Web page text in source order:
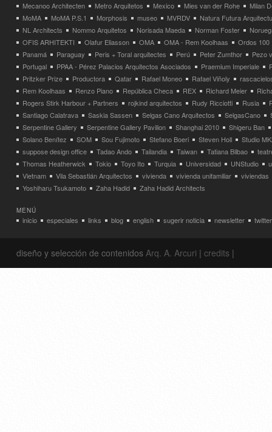
Mecanoo Architecten
Metro Arquitetos Mexico Mies van der Rohe
Milan
MoMA
MoMA P.S.1 Morphosis museo MVRDV
Natura Futura
NL Architects
Nommo Arquitetos Norisada Maeda Norman Foster
OFIS ARHITEKTI
Olafur Eliasson OMA OMA - Rem Koolhaas
Ordos 100
Panamá
Paraguay Peris + Toral arquitectes Perú Peter Zumthor
Pezo
Portugal
PPAA - Pérez Palacios Arquitectos Asociados Praemium Imperiale
Pritzker Prize
Productora Qatar Rafael Moneo Rafael Viñoly
Rem Koolhaas
Renzo Piano República Checa REX Richard Meier
Rogers Stirk Harbour + Partners
rojkind arquitectos Rudy Ricciotti Rusia
Santiago Calatrava
Saskia Sassen Selgas Cano Arquitectos SelgasCano
Serpentine Gallery
Serpentine Gallery Pavilion Shanghai 2010
Shigeru Ban
Solano Benítez
SOM Sou Fujimoto Stefano Boeri Steven Holl
Studio
suppose design office
Tadao Ando Tailandia Taiwan Tatiana Bilbao
Thomas Heatherwick
Tokio Toyo Ito Turquia Universidad UNStudio
Vietnam
Vila Sebastián Arquitectos vivienda vivienda unifamiliar
viviendas
Yoshiharu Tsukamoto
Zaha Hadid Zaha Hadid Architects
MENÚ
inicio especiales links blog english sugerir noticia newsletter twitter
diseño y selección de contenidos Arq. A. Arcuri | credits |